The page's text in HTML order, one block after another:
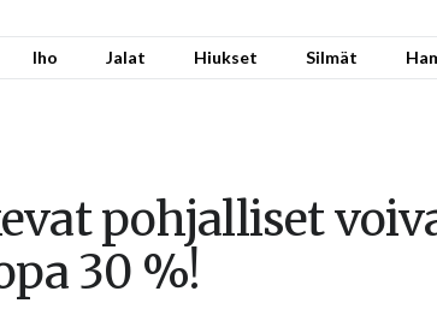
Iho Jalat Hiukset Silmät
pohjalliset
30 %!